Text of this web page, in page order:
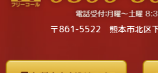
〒861-5522 熊本市北区